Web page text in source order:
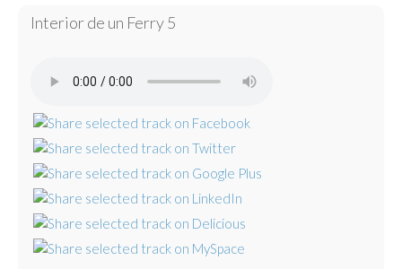
Interior de un Ferry 5